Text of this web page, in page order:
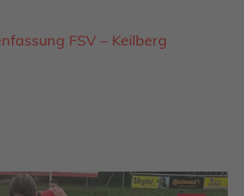
FSV – Keilberg